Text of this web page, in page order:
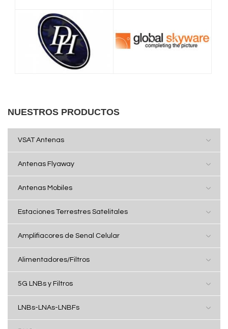
NUESTROS PRODUCTOS
VSAT Antenas
Antenas Flyaway
Antenas Mobiles
Estaciones Terrestres Satelitales
Amplifiacores de Senal Celular
Alimentadores/Filtros
5G LNBs y Filtros
LNBs-LNAs-LNBFs